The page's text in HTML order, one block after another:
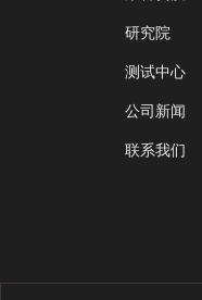
研究院
测试中心
公司新闻
联系我们